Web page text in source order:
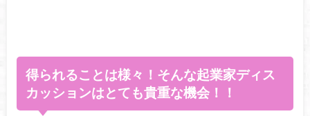
得られることは様々！そんな起業家ディス
カッションはとても貴重な機会！！